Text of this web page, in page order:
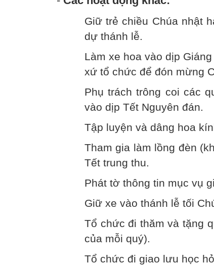
Giữ trẻ chiều Chúa nhật
dự thánh lễ.
Làm xe hoa vào dịp
xứ tổ chức để đón mừng
Phụ trách trông coi các
vào dịp Tết Nguyên đán.
Tập luyện và dâng hoa
Tham gia làm lồng đèn
Tết trung thu.
Phát tờ thông tin mục vụ
Giữ xe vào thánh lễ tối
Tổ chức đi thăm và tặng
của mỗi quý).
Tổ chức đi giao lưu học